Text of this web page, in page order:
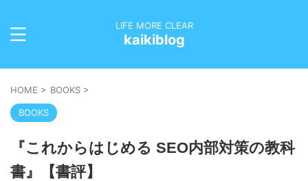
LIFE MORE CLEAR
kaikiblog
HOME > BOOKS >
BOOKS
『これからはじめる SEO内部対策の教科
書』【書評】